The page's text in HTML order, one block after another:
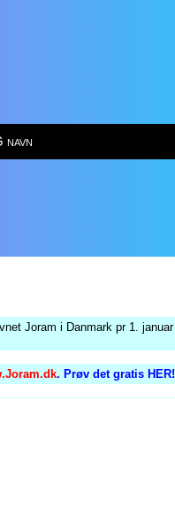
navn
Joram i Danmark pr 1. januar
. Prøv det gratis HER!